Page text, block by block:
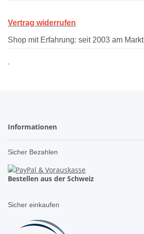
Vertrag widerrufen
Shop mit Erfahrung: seit 2003 am Markt
.
Informationen
Sicher Bezahlen
Bestellen aus der Schweiz
Sicher einkaufen